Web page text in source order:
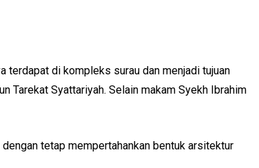
terdapat di kompleks surau dan menjadi tujuan
Tarekat Syattariyah. Selain makam Syekh Ibrahim
tetap mempertahankan bentuk arsitektur